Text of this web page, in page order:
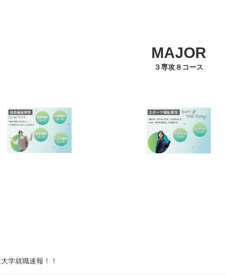
MAJOR
３専攻８コース
学就職速報！！